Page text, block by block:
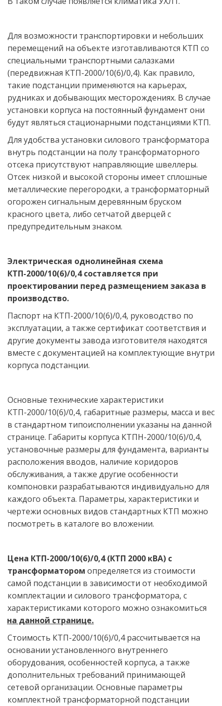
Для возможности транспортировки и небольших
перемещений на объекте изготавливаются КТП со
специальными транспортными салазками
(передвижная КТП-2000/10(6)/0,4). Как правило,
такие подстанции применяются на карьерах,
рудниках и добывающих месторождениях. В случае
установки корпуса на постоянный фундамент они
будут являться стационарными подстанциями КТП.
Для удобства установки силового трансформатора
внутрь подстанции на полу трансформаторного
отсека присутствуют направляющие швеллеры.
Отсек низкой и высокой стороны имеет сплошные
металлические перегородки, а трансформаторный
огорожен сигнальным деревянным бруском
красного цвета, либо сетчатой дверцей с
предупредительным знаком.
Электрическая однолинейная схема
КТП-2000/10(6)/0,4 составляется при
проектировании перед размещением заказа в
производство.
Паспорт на КТП-2000/10(6)/0,4, руководство по
эксплуатации, а также сертификат соответствия и
другие документы завода изготовителя находятся
вместе с документацией на комплектующие внутри
корпуса подстанции.
Основные технические характеристики
КТП-2000/10(6)/0,4, габаритные размеры, масса и вес
в стандартном типоисполнении указаны на данной
странице. Габариты корпуса КТПН-2000/10(6)/0,4,
установочные размеры для фундамента, варианты
расположения вводов, наличие коридоров
обслуживания, а также другие особенности
компоновки разрабатываются индивидуально для
каждого объекта. Параметры, характеристики и
чертежи основных видов стандартных КТП можно
посмотреть в каталоге во вложении.
Цена КТП-2000/10(6)/0,4 (КТП 2000 кВА) с
трансформатором определяется из стоимости
самой подстанции в зависимости от необходимой
комплектации и силового трансформатора, с
характеристиками которого можно ознакомиться
на данной странице.
Стоимость КТП-2000/10(6)/0,4 рассчитывается на
основании установленного внутреннего
оборудования, особенностей корпуса, а также
дополнительных требований принимающей
сетевой организации. Основные параметры
комплектной трансформаторной подстанции